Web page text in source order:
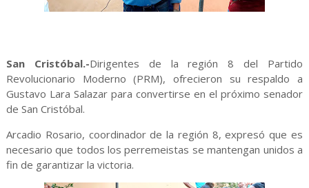
San Cristóbal.-Dirigentes de la región 8 del Partido
Revolucionario Moderno (PRM), ofrecieron su respaldo a
Gustavo Lara Salazar para convertirse en el próximo senador
de San Cristóbal.
Arcadio Rosario, coordinador de la región 8, expresó que es
necesario que todos los perremeistas se mantengan unidos a
fin de garantizar la victoria.